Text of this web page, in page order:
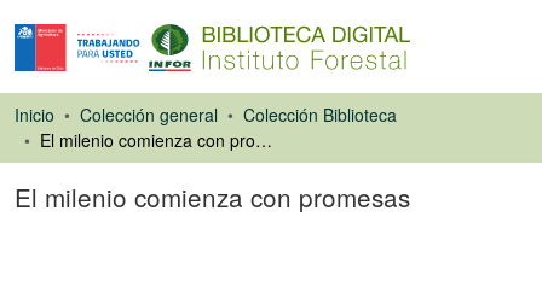
Inicio Colección general
Colección Biblioteca
El milenio comienza con promesas
El milenio comienza con promesas